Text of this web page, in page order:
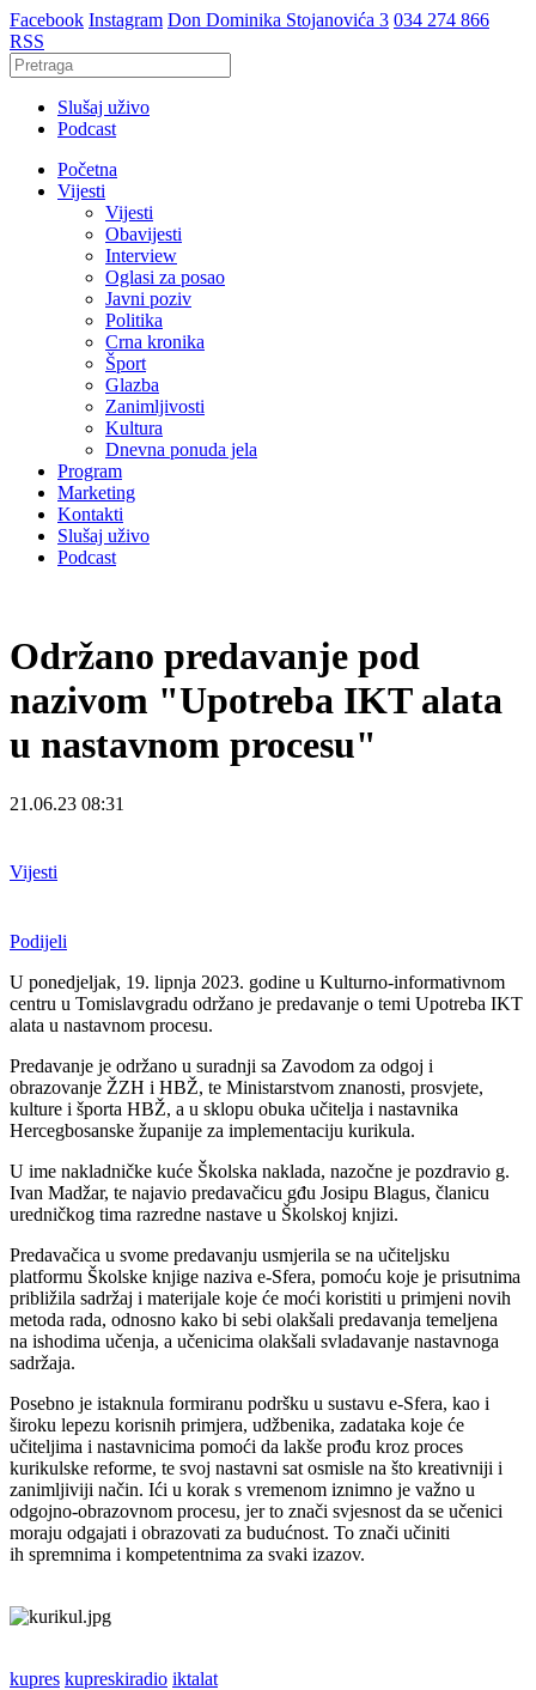
Facebook Instagram Don Dominika Stojanovića 3 034 274 866
RSS
Slušaj uživo
Podcast
Početna
Vijesti
Vijesti
Obavijesti
Interview
Oglasi za posao
Javni poziv
Politika
Crna kronika
Šport
Glazba
Zanimljivosti
Kultura
Dnevna ponuda jela
Program
Marketing
Kontakti
Slušaj uživo
Podcast
Održano predavanje pod
nazivom "Upotreba IKT alata
u nastavnom procesu"
21.06.23 08:31
Vijesti
Podijeli
U ponedjeljak, 19. lipnja 2023. godine u Kulturno-informativnom
centru u Tomislavgradu održano je predavanje o temi Upotreba IKT
alata u nastavnom procesu.
Predavanje je održano u suradnji sa Zavodom za odgoj i
obrazovanje ŽZH i HBŽ, te Ministarstvom znanosti, prosvjete,
kulture i športa HBŽ, a u sklopu obuka učitelja i nastavnika
Hercegbosanske županije za implementaciju kurikula.
U ime nakladničke kuće Školska naklada, nazočne je pozdravio g.
Ivan Madžar, te najavio predavačicu gđu Josipu Blagus, članicu
uredničkog tima razredne nastave u Školskoj knjizi.
Predavačica u svome predavanju usmjerila se na učiteljsku
platformu Školske knjige naziva e-Sfera, pomoću koje je prisutnima
približila sadržaj i materijale koje će moći koristiti u primjeni novih
metoda rada, odnosno kako bi sebi olakšali predavanja temeljena
na ishodima učenja, a učenicima olakšali svladavanje nastavnoga
sadržaja.
Posebno je istaknula formiranu podršku u sustavu e-Sfera, kao i
široku lepezu korisnih primjera, udžbenika, zadataka koje će
učiteljima i nastavnicima pomoći da lakše prođu kroz proces
kurikulske reforme, te svoj nastavni sat osmisle na što kreativniji i
zanimljiviji način. Ići u korak s vremenom iznimno je važno u
odgojno-obrazovnom procesu, jer to znači svjesnost da se učenici
moraju odgajati i obrazovati za budućnost. To znači učiniti
ih spremnima i kompetentnima za svaki izazov.
kupres kupreskiradio iktalat